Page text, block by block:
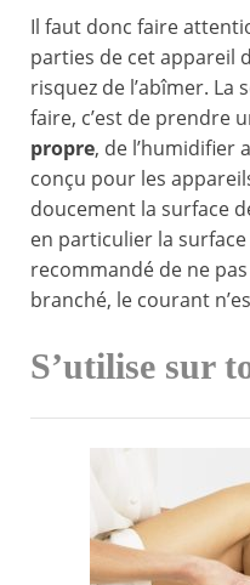
Il faut donc faire
parties de cet appareil
risquez de l’abîmer. La
faire, c’est de prendre
propre, de l’humidifier
conçu pour les
doucement la surface
en particulier la
recommandé de ne
branché, le courant
S’utilise sur